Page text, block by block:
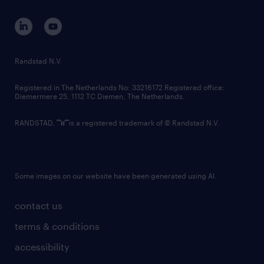
corporate governance
randstad innovation fund
country websites
contact us
terms & conditions
accessibility
Randstad N.V.
Registered in The Netherlands No: 33216172 Registered office:
Diemermere 25, 1112 TC Diemen, The Netherlands.
RANDSTAD, is a registered trademark of © Randstad N.V.
Some images on our website have been generated using AI.